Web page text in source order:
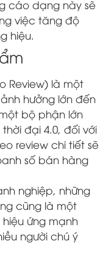
cáo dạng này sẽ
việc tăng độ
hiệu.
Review) là một
hưởng lớn đến
bộ phận lớn
đại 4.0, đối với
review chi tiết sẽ
số bán hàng
nghiệp, những
cũng là một
ứng mạnh
người chú ý